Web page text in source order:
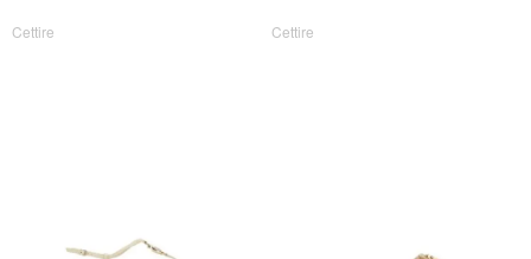
Cettire Cettire